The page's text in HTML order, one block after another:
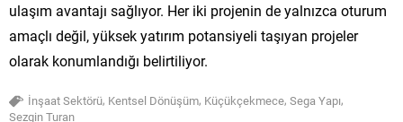
ulaşım avantajı sağlıyor. Her iki projenin de yalnızca oturum
amaçlı değil, yüksek yatırım potansiyeli taşıyan projeler
olarak konumlandığı belirtiliyor.
İnşaat Sektörü, Kentsel Dönüşüm, Küçükçekmece, Sega Yapı,
Sezgin Turan